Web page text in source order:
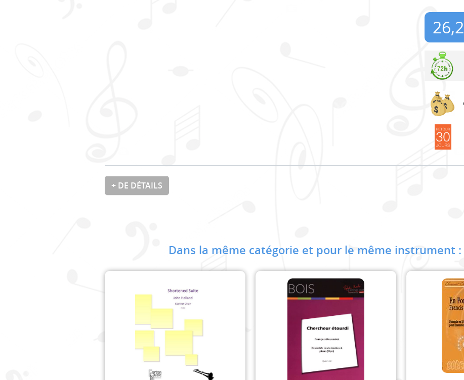
+ DE DÉTAILS
Dans la même catégorie et pour le même instrument :